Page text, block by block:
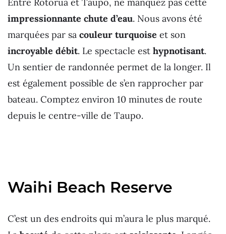
Entre Rotorua et Taupo, ne manquez pas cette
impressionnante chute d’eau. Nous avons été
marquées par sa couleur turquoise et son
incroyable débit. Le spectacle est hypnotisant.
Un sentier de randonnée permet de la longer. Il
est également possible de s’en rapprocher par
bateau. Comptez environ 10 minutes de route
depuis le centre-ville de Taupo.
Waihi Beach Reserve
C’est un des endroits qui m’aura le plus marqué.